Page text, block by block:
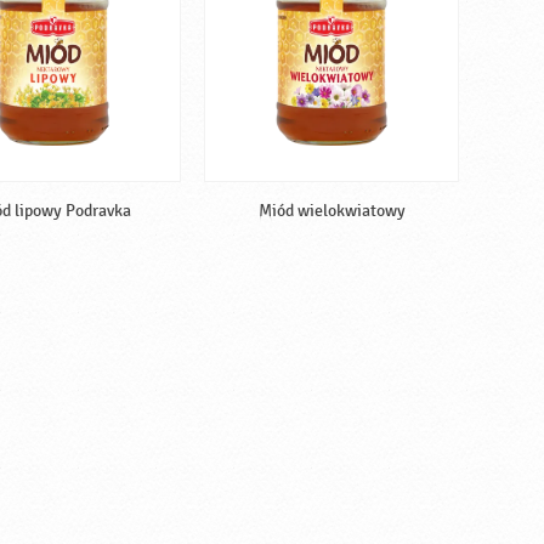
lipowy Podravka Miód wielokwiatowy